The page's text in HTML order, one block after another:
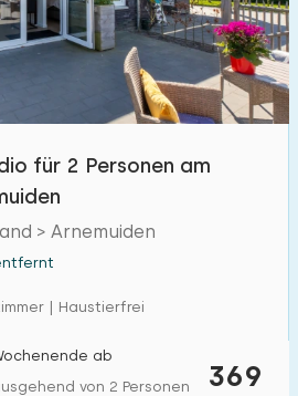
für 2 Personen am
> Arnemuiden
| Haustierfrei
369
ab
von 2 Personen